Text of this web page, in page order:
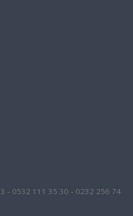
- 0532 111 35 30 - 0232 256 74